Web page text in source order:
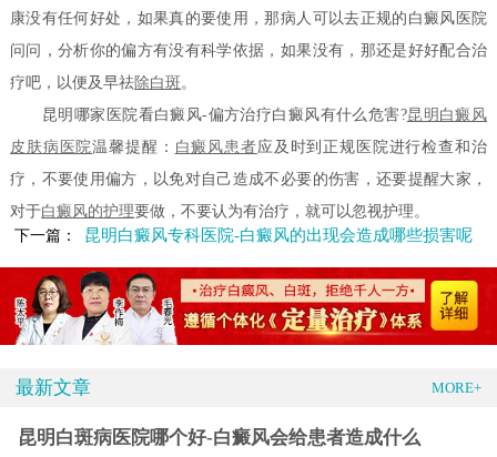
康没有任何好处，如果真的要使用，那病人可以去正规的白癜风医院
问问，分析你的偏方有没有科学依据，如果没有，那还是好好配合治
疗吧，以便及早祛除白斑。
昆明哪家医院看白癜风-偏方治疗白癜风有什么危害?昆明白癜风
皮肤病医院温馨提醒： 白癜风患者应及时到正规医院进行检查和治
疗，不要使用偏方，以免对自己造成不必要的伤害，还要提醒大家，
对于白癜风的护理要做，不要认为有治疗，就可以忽视护理。
下一篇：
昆明白癜风专科医院-白癜风的出现会造成哪些损害呢
最新文章 MORE+
昆明白斑病医院哪个好-白癜风会给患者造成什么